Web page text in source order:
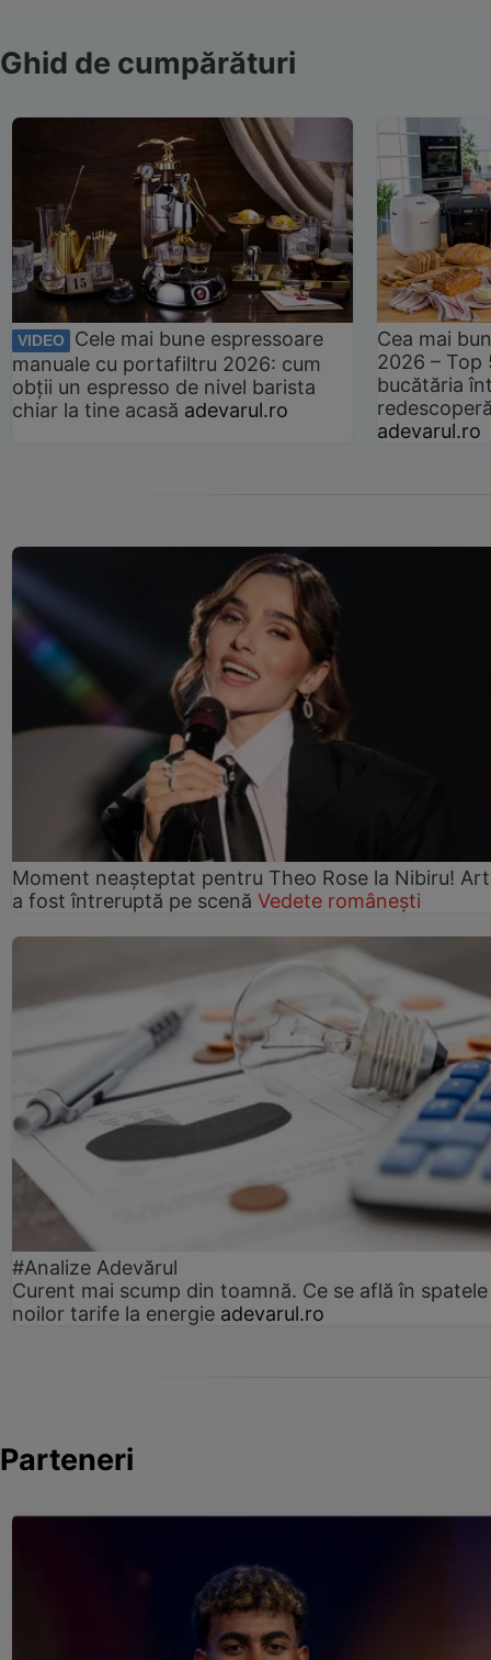
Ghid de cumpărături
VIDEO
Cele mai bune espressoare
manuale cu portafiltru 2026: cum
obții un espresso de nivel barista
chiar la tine acasă adevarul.ro
Cea mai
2026 –
bucătăria
adevarul.ro
Moment neașteptat pentru Theo Rose la Nibiru!
a fost întreruptă pe scenă Vedete românești
#Analize Adevărul
Curent mai scump din toamnă. Ce se află în spatele
noilor tarife la energie adevarul.ro
Parteneri